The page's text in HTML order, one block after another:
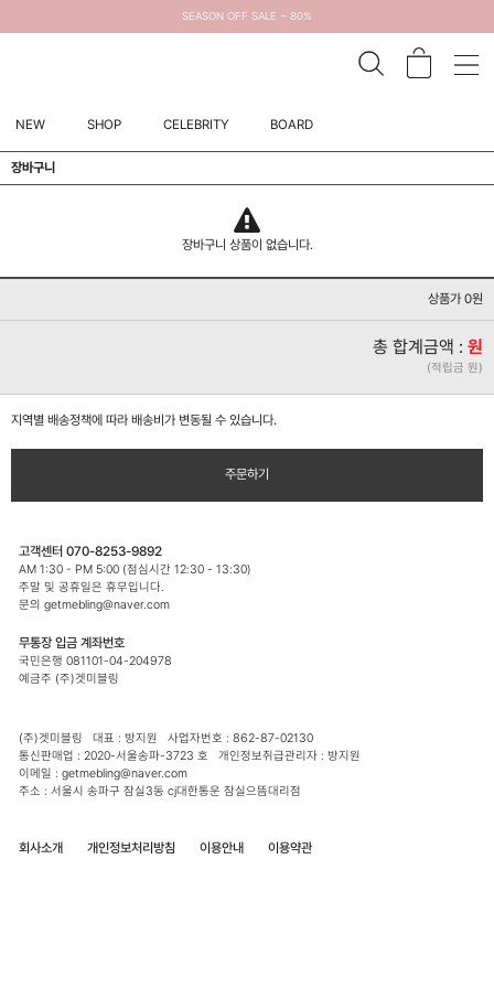
SEASON OFF SALE ~ 80%
NEW SHOP CELEBRITY BOARD
장바구니
장바구니 상품이 없습니다.
상품가 0원
총 합계금액 : 원
(적립금 원)
지역별 배송정책에 따라 배송비가 변동될 수 있습니다.
주문하기
고객센터 070-8253-9892
AM 1:30 - PM 5:00 (점심시간 12:30 - 13:30)
주말 및 공휴일은 휴무입니다.
문의 getmebling@naver.com
무통장 입금 계좌번호
국민은행 081101-04-204978
예금주 (주)겟미블링
(주)겟미블링 대표 : 방지원 사업자번호 : 862-87-02130
통신판매업 : 2020-서울송파-3723 호 개인정보취급관리자 : 방지원
이메일 : getmebling@naver.com
주소 : 서울시 송파구 잠실3동 cj대한통운 잠실으뜸대리점
회사소개 개인정보처리방침 이용안내 이용약관